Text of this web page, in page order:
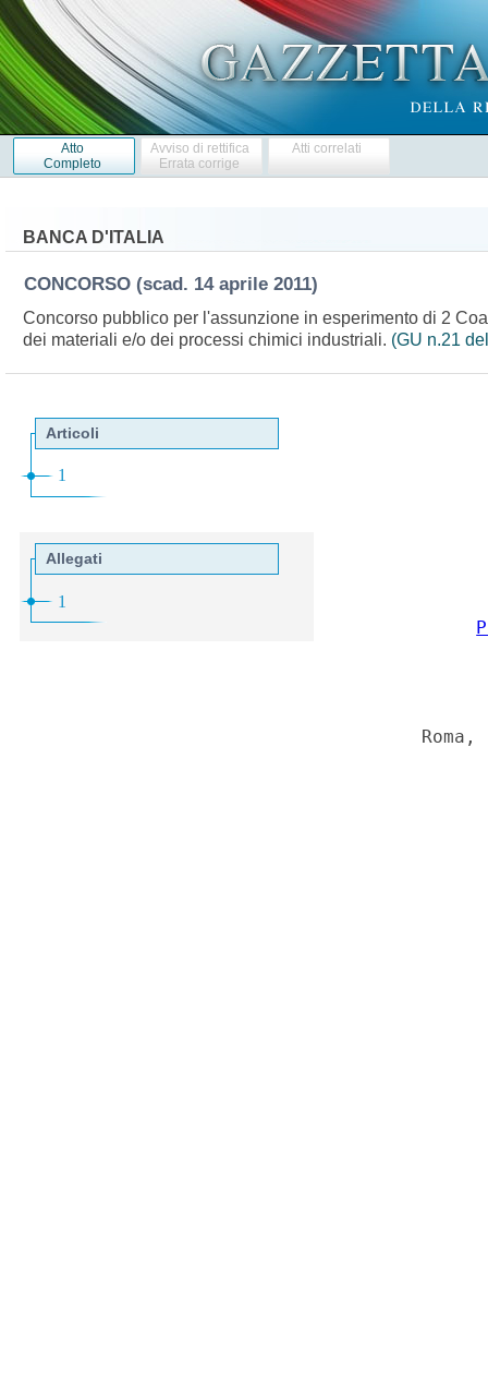
Atto
Completo
Avviso di rettifica
Errata corrige
Atti correlati
BANCA D'ITALIA
CONCORSO (scad. 14 aprile 2011)
Concorso pubblico per l'assunzione in esperimento di 2
dei materiali e/o dei processi chimici industriali. (GU n.21